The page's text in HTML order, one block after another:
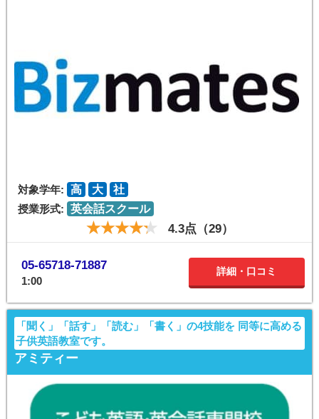
対象学年: 高 大
社
授業形式: 英会話スクール
4.3点（29）
05-65718-71887
1:00
詳細・口コミ
「聞く」「話す」「読む」「書く」の4技能を 同等に高める
子供英語教室です。
アミティー